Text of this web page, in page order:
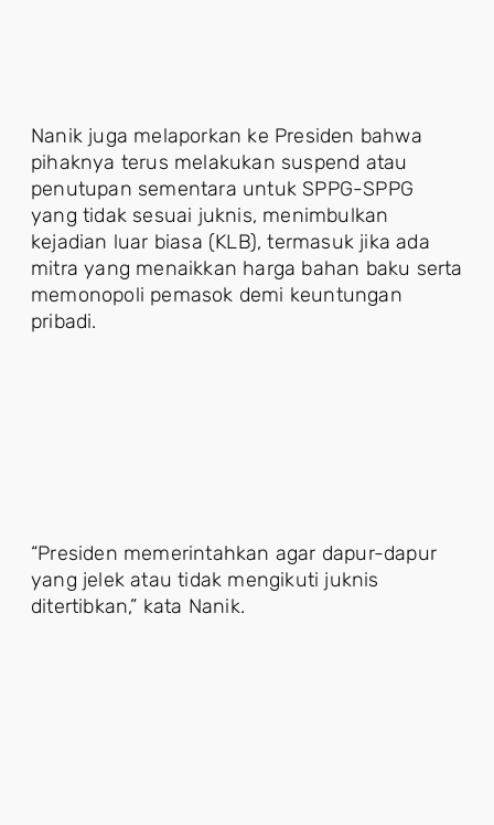
Nanik juga melaporkan ke Presiden bahwa
pihaknya terus melakukan suspend atau
penutupan sementara untuk SPPG-SPPG
yang tidak sesuai juknis, menimbulkan
kejadian luar biasa (KLB), termasuk jika ada
mitra yang menaikkan harga bahan baku serta
memonopoli pemasok demi keuntungan
pribadi.
“Presiden memerintahkan agar dapur-dapur
yang jelek atau tidak mengikuti juknis
ditertibkan,” kata Nanik.